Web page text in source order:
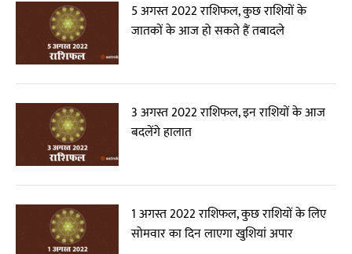
5 अगस्त 2022 राशिफल, कुछ राशियों के
जातकों के आज हो सकते हैं तबादले
3 अगस्त 2022 राशिफल, इन राशियों के आज
बदलेंगे हालात
1 अगस्त 2022 राशिफल, कुछ राशियों के लिए
सोमवार का दिन लाएगा खुशियां अपार